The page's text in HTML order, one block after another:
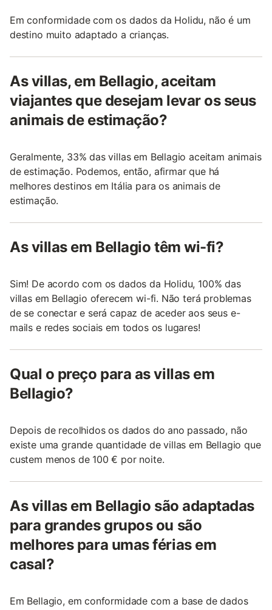
Em conformidade com os dados da Holidu, não é um
destino muito adaptado a crianças.
As villas, em Bellagio, aceitam
viajantes que desejam levar os seus
animais de estimação?
Geralmente, 33% das villas em Bellagio aceitam animais
de estimação. Podemos, então, afirmar que há
melhores destinos em Itália para os animais de
estimação.
As villas em Bellagio têm wi-fi?
Sim! De acordo com os dados da Holidu, 100% das
villas em Bellagio oferecem wi-fi. Não terá problemas
de se conectar e será capaz de aceder aos seus e-
mails e redes sociais em todos os lugares!
Qual o preço para as villas em
Bellagio?
Depois de recolhidos os dados do ano passado, não
existe uma grande quantidade de villas em Bellagio que
custem menos de 100 € por noite.
As villas em Bellagio são adaptadas
para grandes grupos ou são
melhores para umas férias em
casal?
Em Bellagio, em conformidade com a base de dados